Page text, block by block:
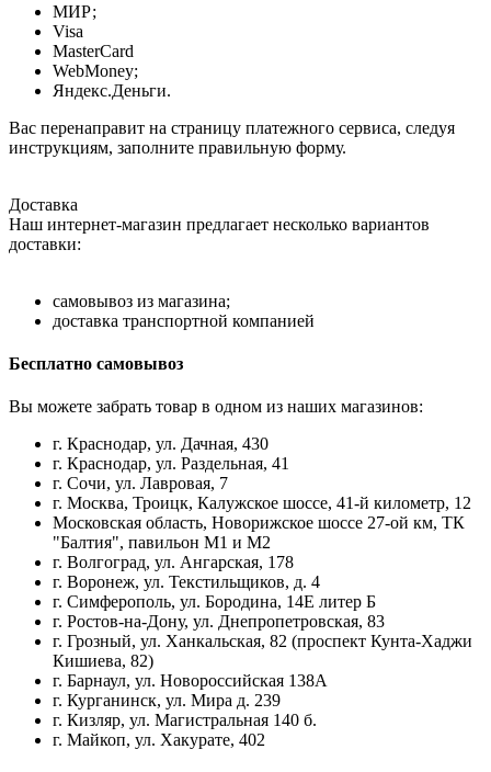
МИР;
Visa
MasterCard
WebMoney;
Яндекс.Деньги.
Вас перенаправит на страницу платежного сервиса, следуя
инструкциям, заполните правильную форму.
Доставка
Наш интернет-магазин предлагает несколько вариантов
доставки:
самовывоз из магазина;
доставка транспортной компанией
Бесплатно самовывоз
Вы можете забрать товар в одном из наших магазинов:
г. Краснодар, ул. Дачная, 430
г. Краснодар, ул. Раздельная, 41
г. Сочи, ул. Лавровая, 7
г. Москва, Троицк, Калужское шоссе, 41-й километр, 12
Московская область, Новорижское шоссе 27-ой км, ТК
"Балтия", павильон М1 и М2
г. Волгоград, ул. Ангарская, 178
г. Воронеж, ул. Текстильщиков, д. 4
г. Симферополь, ул. Бородина, 14Е литер Б
г. Ростов-на-Дону, ул. Днепропетровская, 83
г. Грозный, ул. Ханкальская, 82 (проспект Кунта-Хаджи
Кишиева, 82)
г. Барнаул, ул. Новороссийская 138А
г. Курганинск, ул. Мира д. 239
г. Кизляр, ул. Магистральная 140 б.
г. Майкоп, ул. Хакурате, 402